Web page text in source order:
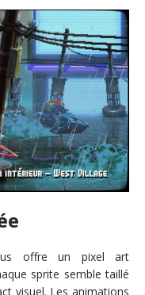
offre un pixel art
sprite semble taillé
visuel. Les animations